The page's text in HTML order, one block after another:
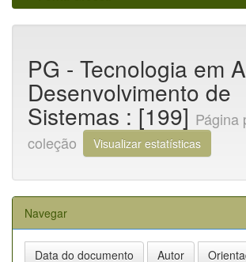
PG - Tecnologia em
Desenvolvimento de
Sistemas : [199] Página
coleção
Visualizar estatísticas
Navegar